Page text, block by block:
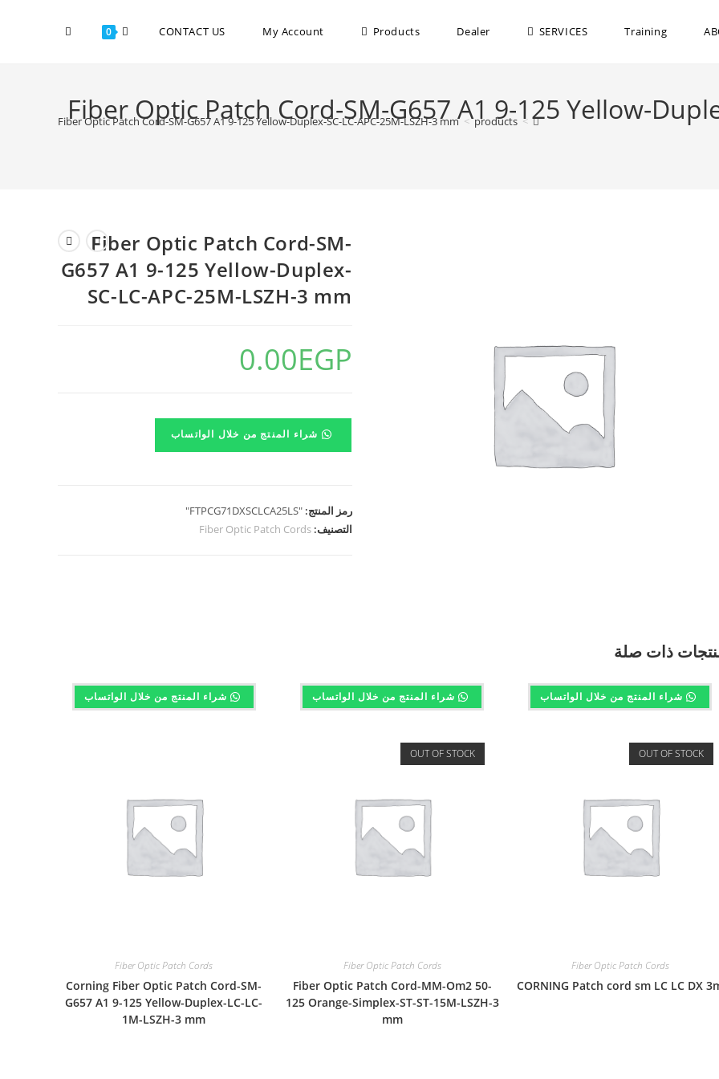
Training
SERVICES
Dealer
Products
My Account
CONTACT US
0
Fiber Optic Patch Cord-SM-G657 A1 9-125 Yellow-
>
products
>
Fiber Optic Patch Cord-SM-G657 A1 9-125 Yellow-Duplex-SC-LC-APC-25M-LSZH-3 mm
Fiber Optic Patch Cord-SM-
G657 A1 9-125 Yellow-Duplex-
SC-LC-APC-25M-LSZH-3 mm
0.00EGP
شراء المنتج من خلال الواتساب
رمز المنتج:"FTPCG71DXSCLCA25LS"
التصنيف:Fiber Optic Patch Cords
ذات صلة
شراء المنتج من خلال الواتساب
OUT OF STOCK
Fiber Optic Patch Cords
CORNING Patch cord sm LC LC DX
شراء المنتج من خلال الواتساب
OUT OF STOCK
Fiber Optic Patch Cords
Fiber Optic Patch Cord-MM-Om2 50-
125 Orange-Simplex-ST-ST-15M-LSZH-3
mm
شراء المنتج من خلال الواتساب
Fiber Optic Patch Cords
Corning Fiber Optic Patch Cord-SM-
G657 A1 9-125 Yellow-Duplex-LC-LC-
1M-LSZH-3 mm